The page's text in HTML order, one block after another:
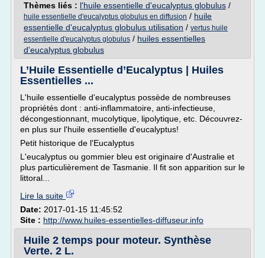
Thèmes liés : l'huile essentielle d'eucalyptus globulus /
huile essentielle d'eucalyptus globulus en diffusion / huile
essentielle d'eucalyptus globulus utilisation / vertus huile
essentielle d'eucalyptus globulus / huiles essentielles
d'eucalyptus globulus
L’Huile Essentielle d’Eucalyptus | Huiles
Essentielles ...
L'huile essentielle d'eucalyptus possède de nombreuses
propriétés dont : anti-inflammatoire, anti-infectieuse,
décongestionnant, mucolytique, lipolytique, etc. Découvrez-
en plus sur l'huile essentielle d'eucalyptus!
Petit historique de l'Eucalyptus
L'eucalyptus ou gommier bleu est originaire d'Australie et
plus particulièrement de Tasmanie. Il fit son apparition sur le
littoral...
Lire la suite
Date: 2017-01-15 11:45:52
Site : http://www.huiles-essentielles-diffuseur.info
Huile 2 temps pour moteur. Synthèse
Verte. 2 L.